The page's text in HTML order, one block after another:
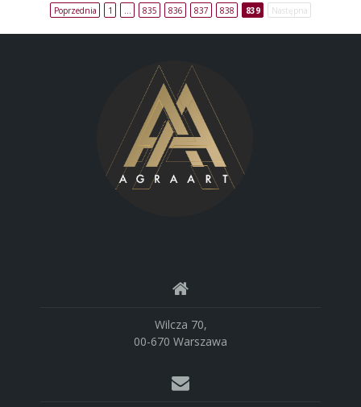
Poprzednia 1 835 836 837 838 839 Następna
Wilcza 70,
00-670 Warszawa